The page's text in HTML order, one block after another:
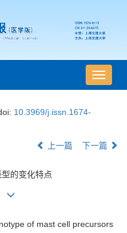
导
航
10.3969/j.issn.1674-
上一篇 下一篇
的变化特点
of mast cell precursors